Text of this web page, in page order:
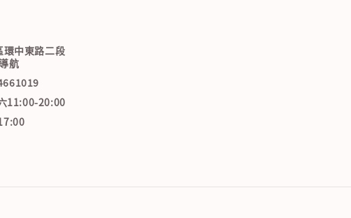
環中東路二段
航
11:00-20:00